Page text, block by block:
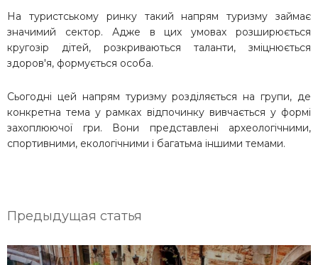
На туристському ринку такий напрям туризму займає
значимий сектор. Адже в цих умовах розширюється
кругозір дітей, розкриваються таланти, зміцнюється
здоров'я, формується особа.
Сьогодні цей напрям туризму розділяється на групи, де
конкретна тема у рамках відпочинку вивчається у формі
захоплюючої гри. Вони представлені археологічними,
спортивними, екологічними і багатьма іншими темами.
Предыдущая статья